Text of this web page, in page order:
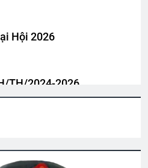
Tập II chương 19
Hội 2026
TH/2024-2026